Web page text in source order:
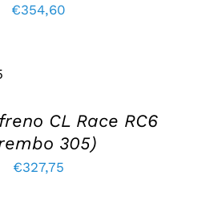
€354,60
CL Race RC6
305)
€327,75